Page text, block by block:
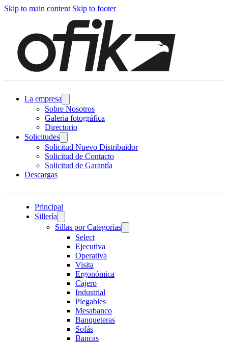
Skip to main content Skip to footer
La empresa
Sobre Nosotros
Galeria fotográfica
Directorio
Solicitudes
Solicitud Nuevo Distribuidor
Solicitud de Contacto
Solicitud de Garantía
Descargas
Principal
Sillería
Sillas por Categorías
Select
Ejecutiva
Operativa
Visita
Ergonómica
Cajero
Industrial
Plegables
Mesabanco
Banqueteras
Sofás
Bancas